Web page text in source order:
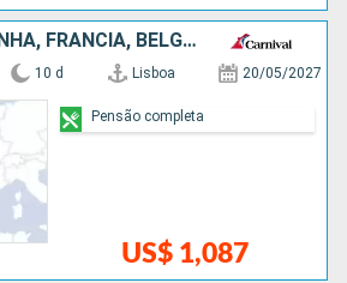
PORTUGAL, ESPANHA, FRANCIA, BÉLGICA
10 d Lisboa 20/05/2027
US$ 1,087
Pensão completa